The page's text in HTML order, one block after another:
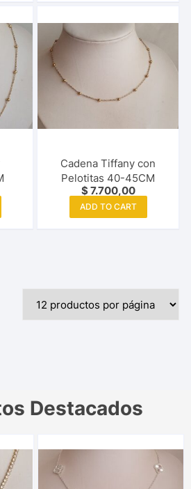
Cadena Tiffany con
Pelotitas 40-45CM
$7.700,00
ADD TO CART
Destacados